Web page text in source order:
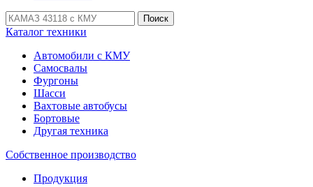
Поиск
Каталог техники
Автомобили с КМУ
Самосвалы
Фургоны
Шасси
Вахтовые автобусы
Бортовые
Другая техника
Собственное производство
Продукция